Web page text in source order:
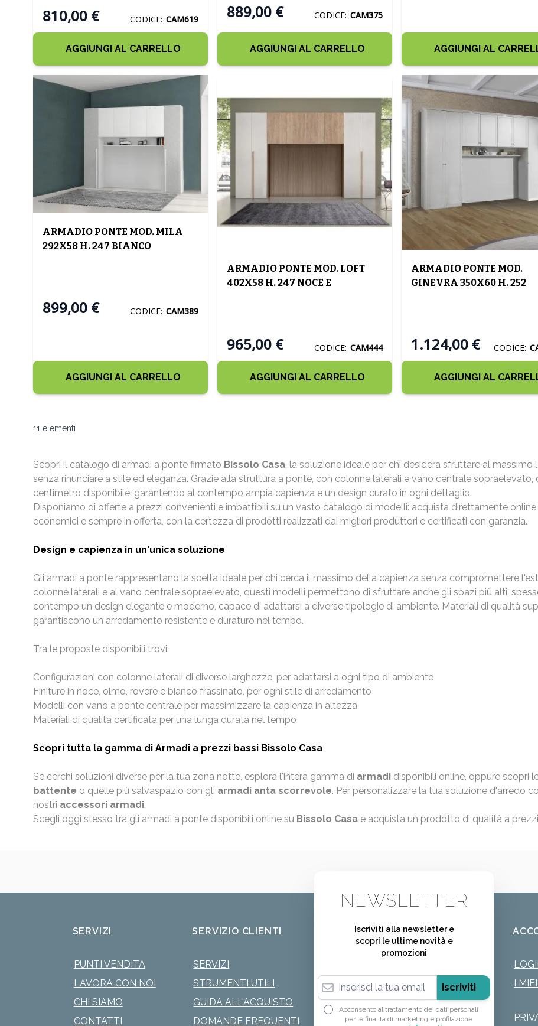
810,00 € CODICE: CAM619
AGGIUNGI AL CARRELLO
889,00 € CODICE: CAM375
AGGIUNGI AL CARRELLO AGGIUNGI AL
ARMADIO PONTE MOD. MILA
292X58 H. 247 BIANCO
899,00 € CODICE: CAM389
AGGIUNGI AL CARRELLO
ARMADIO PONTE MOD. LOFT
402X58 H. 247 NOCE E
965,00 € CODICE: CAM444
AGGIUNGI AL CARRELLO
ARMADIO PONTE MOD.
GINEVRA 350X60 H. 252
1.124,00 € CODICE:
AGGIUNGI AL
11 elementi
Scopri il catalogo di armadi a ponte firmato Bissolo Casa, la soluzione ideale per chi desidera sfruttare al
senza rinunciare a stile ed eleganza. Grazie alla struttura a ponte, con colonne laterali e vano centrale
centimetro disponibile, garantendo al contempo ampia capienza e un design curato in ogni dettaglio.
Disponiamo di offerte a prezzi convenienti e imbattibili su un vasto catalogo di modelli: acquista direttamente
economici e sempre in offerta, con la certezza di prodotti realizzati dai migliori produttori e certificati con garanzia.
Design e capienza in un'unica soluzione
Gli armadi a ponte rappresentano la scelta ideale per chi cerca il massimo della capienza senza compromettere
colonne laterali e al vano centrale sopraelevato, questi modelli permettono di sfruttare anche gli spazi più alti,
contempo un design elegante e moderno, capace di adattarsi a diverse tipologie di ambiente. Materiali di qualità
garantiscono un arredamento resistente e duraturo nel tempo.
Tra le proposte disponibili trovi:
Configurazioni con colonne laterali di diverse larghezze, per adattarsi a ogni tipo di ambiente
Finiture in noce, olmo, rovere e bianco frassinato, per ogni stile di arredamento
Modelli con vano a ponte centrale per massimizzare la capienza in altezza
Materiali di qualità certificata per una lunga durata nel tempo
Scopri tutta la gamma di Armadi a prezzi bassi Bissolo Casa
Se cerchi soluzioni diverse per la tua zona notte, esplora l'intera gamma di armadi disponibili online, oppure scopri
battente o quelle più salvaspazio con gli armadi anta scorrevole. Per personalizzare la tua soluzione d'arredo
nostri accessori armadi.
Scegli oggi stesso tra gli armadi a ponte disponibili online su Bissolo Casa e acquista un prodotto di qualità a
SERVIZI
PUNTI VENDITA
LAVORA CON NOI
CHI SIAMO
CONTATTI
SERVIZIO CLIENTI
SERVIZI
STRUMENTI UTILI
GUIDA ALL'ACQUISTO
DOMANDE FREQUENTI
NEWSLETTER
Iscriviti alla newsletter e
scopri le ultime novità e
promozioni
Indirizzo email
Iscriviti
Acconsento al trattamento dei dati personali
per le finalità di marketing e profilazione
I